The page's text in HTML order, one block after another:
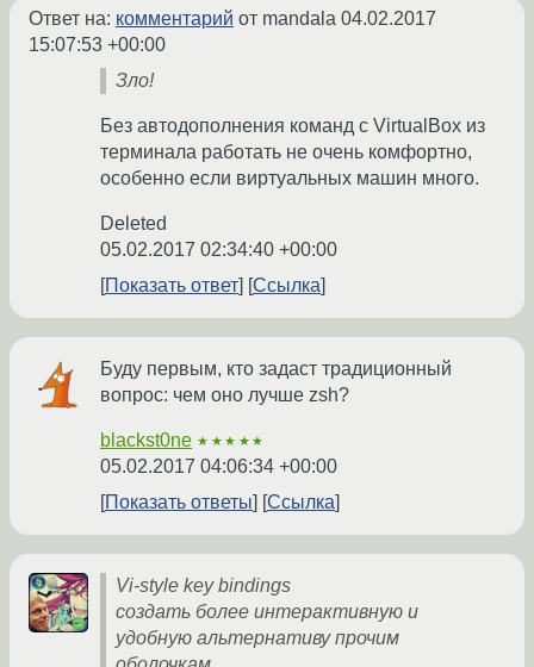
Ответ на: комментарий от mandala 04.02.2017
15:07:53 +00:00
Зло!
Без автодополнения команд с VirtualBox из
терминала работать не очень комфортно,
особенно если виртуальных машин много.
Deleted
05.02.2017 02:34:40 +00:00
Показать ответ
Ссылка
Буду первым, кто задаст традиционный
вопрос: чем оно лучше zsh?
blackst0ne ★★★★★
05.02.2017 04:06:34 +00:00
Показать ответы
Ссылка
Vi-style key bindings
создать более интерактивную и
удобную альтернативу прочим